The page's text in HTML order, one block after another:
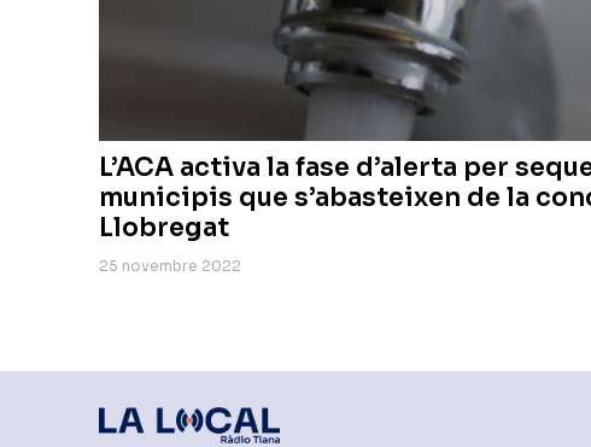
L’ACA activa la fase d’alerta per
municipis que s’abasteixen de la
Llobregat
25 novembre 2022